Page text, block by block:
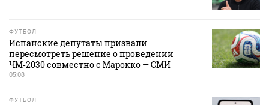
ФУТБОЛ
Испанские депутаты призвали
пересмотреть решение о проведении
ЧМ‑2030 совместно с Марокко — СМИ
05:08
ФУТБОЛ